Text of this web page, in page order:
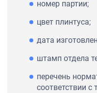
номер партии;
цвет плинтуса;
дата
штамп отдела
перечень
соответствии